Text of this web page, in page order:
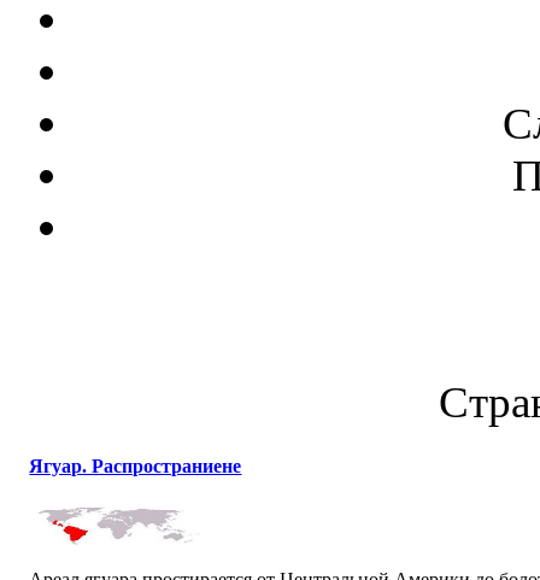
Ягуар. Распространиене